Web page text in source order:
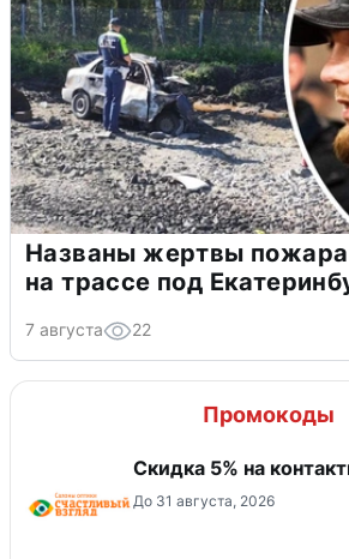
Названы жертвы
на трассе под
7 августа 22
Промокоды
Скидка 5% на
До 31 августа, 2026